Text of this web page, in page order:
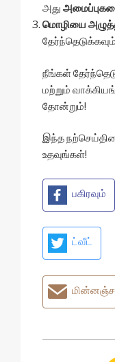
அது
மொழியை
நீங்கள்
மற்றும்
தோன்றும்!
இந்த
உதவுங்கள்!
பகிரவும்
ட்வீட்